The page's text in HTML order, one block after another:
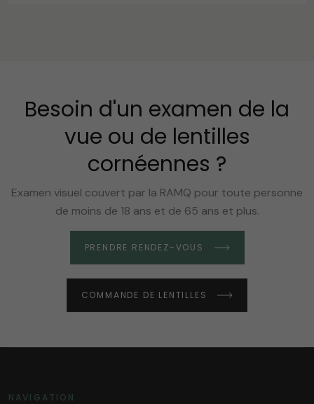
Besoin d'un examen de la
vue ou de lentilles
cornéennes ?
Examen visuel couvert par la RAMQ pour toute personne
de moins de 18 ans et de 65 ans et plus.
PRENDRE RENDEZ-VOUS
COMMANDE DE LENTILLES
NAVIGATION